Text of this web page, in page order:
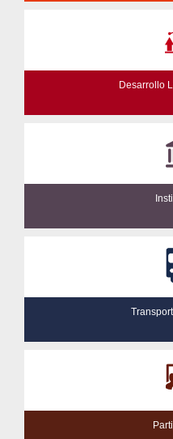
Desarrollo